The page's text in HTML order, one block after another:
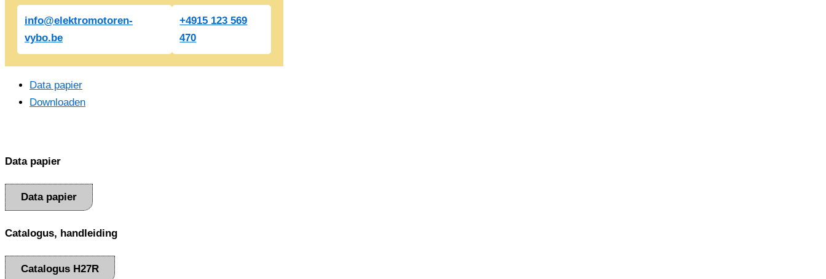
info@elektromotoren-
vybo.be
+4915 123 569
470
Data papier
Downloaden
Data papier
Data papier
Catalogus, handleiding
Catalogus H27R